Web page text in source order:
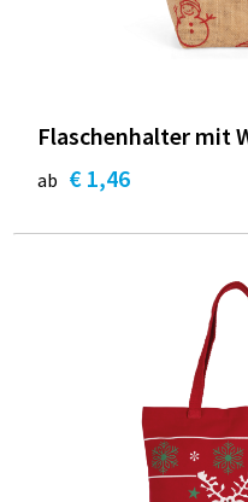
Flaschenhalter mit
ab € 1,46